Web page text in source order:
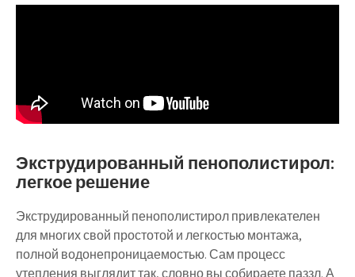
Экструдированный пенополистирол:
легкое решение
Экструдированный пенополистирол привлекателен
для многих свой простотой и легкостью монтажа,
полной водонепроницаемостью. Сам процесс
утепления выглядит так, словно вы собираете паззл. А